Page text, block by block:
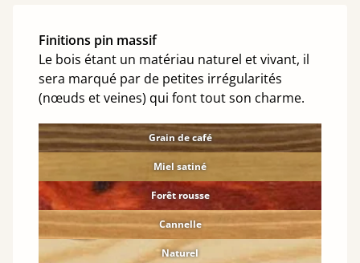
Finitions pin massif
Le bois étant un matériau naturel et vivant, il
sera marqué par de petites irrégularités
(nœuds et veines) qui font tout son charme.
Grain de café
Miel satiné
Forêt rousse
Cannelle
Naturel